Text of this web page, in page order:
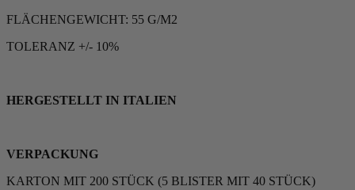
FLÄCHENGEWICHT: 55 G/M2
TOLERANZ +/- 10%
HERGESTELLT IN ITALIEN
VERPACKUNG
KARTON MIT 200 STÜCK (5 BLISTER MIT 40 STÜCK)